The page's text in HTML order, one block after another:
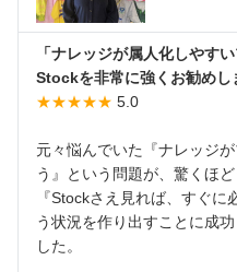
「ナレッジが属人化しやす
Stockを非常に強くお勧めし
★★★★★ 5.0
元々悩んでいた『ナレッジ
う』という問題が、驚くほ
『Stockさえ見れば、すぐ
う状況を作り出すことに成
した。